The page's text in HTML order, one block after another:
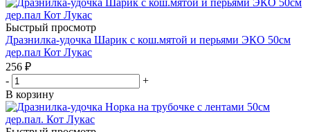
Быстрый просмотр
Дразнилка-удочка Шарик с кош.мятой и перьями ЭКО 50см
дер.пал Кот Лукас
256 ₽
-
+
В корзину